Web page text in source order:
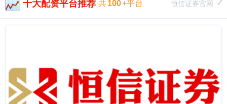
十大配资平台推荐 共100+平台 恒信证券官网